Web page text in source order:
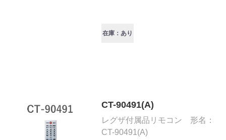
在庫：あり
CT-90491(A)
レグザ付属品リモコン 形名：
CT-90491(A)